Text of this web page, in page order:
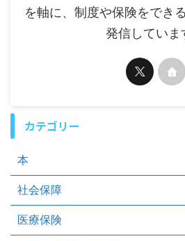
を軸に、制度や保険をでき
発信していま
カテゴリー
本
社会保障
医療保険